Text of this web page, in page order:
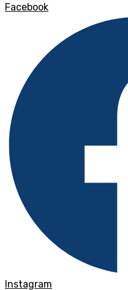
Facebook
Instagram